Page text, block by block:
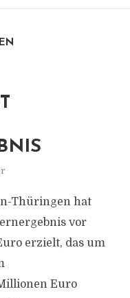
Thüringen hat
vor
erzielt, das um
Euro